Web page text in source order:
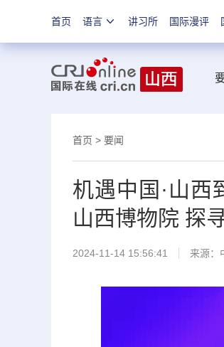
首页 语言 讲习所 国际漫评
首页 > 要闻
机遇中国·山西
山西博物院 探
2024-11-14 15:56:41 来源：